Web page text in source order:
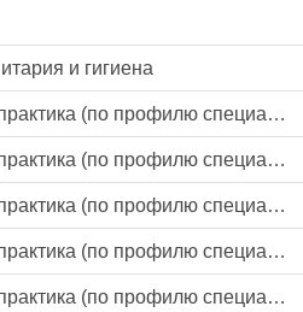
и гигиена
Производственная практика (по профилю специальности)
Производственная практика (по профилю специальности)
Производственная практика (по профилю специальности)
Производственная практика (по профилю специальности)
Производственная практика (по профилю специальности)